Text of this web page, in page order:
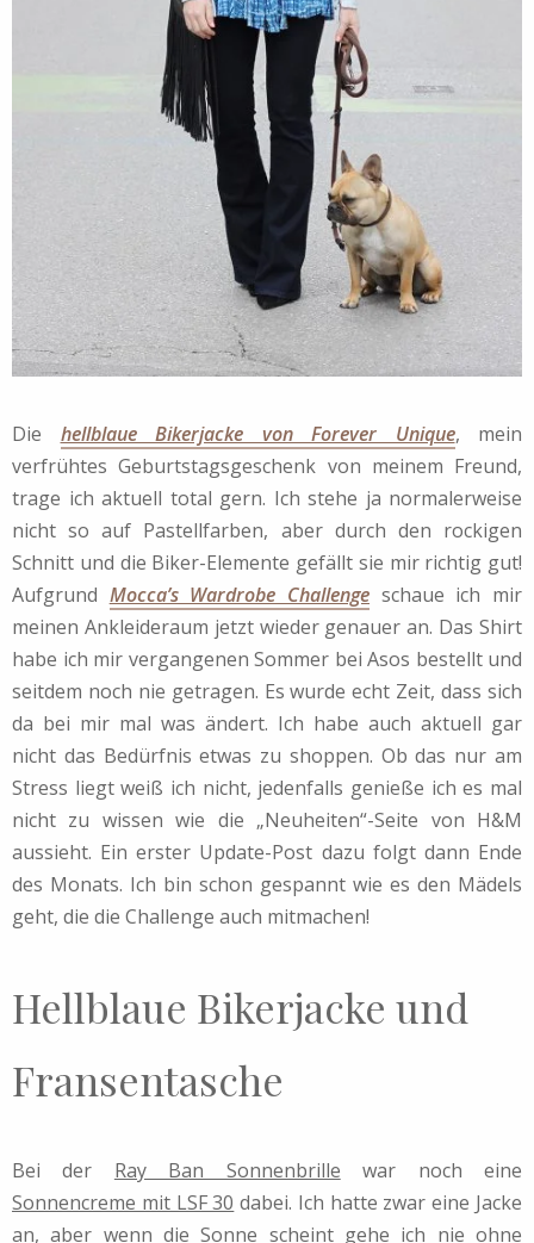
Die hellblaue Bikerjacke von Forever Unique, mein
verfrühtes Geburtstagsgeschenk von meinem Freund,
trage ich aktuell total gern. Ich stehe ja normalerweise
nicht so auf Pastellfarben, aber durch den rockigen
Schnitt und die Biker-Elemente gefällt sie mir richtig gut!
Aufgrund Mocca’s Wardrobe Challenge schaue ich mir
meinen Ankleideraum jetzt wieder genauer an. Das Shirt
habe ich mir vergangenen Sommer bei Asos bestellt und
seitdem noch nie getragen. Es wurde echt Zeit, dass sich
da bei mir mal was ändert. Ich habe auch aktuell gar
nicht das Bedürfnis etwas zu shoppen. Ob das nur am
Stress liegt weiß ich nicht, jedenfalls genieße ich es mal
nicht zu wissen wie die „Neuheiten“-Seite von H&M
aussieht. Ein erster Update-Post dazu folgt dann Ende
des Monats. Ich bin schon gespannt wie es den Mädels
geht, die die Challenge auch mitmachen!
Hellblaue Bikerjacke und
Fransentasche
Bei der Ray Ban Sonnenbrille war noch eine
Sonnencreme mit LSF 30 dabei. Ich hatte zwar eine Jacke
an, aber wenn die Sonne scheint gehe ich nie ohne